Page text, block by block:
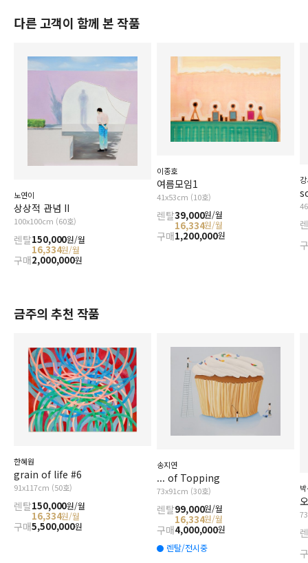
다른 고객이 함께 본 작품
노연이
상상적 관념 II
100x100cm (60호)
렌탈150,000원/월
16,334원/월
구매2,000,000원
이종호
여름모임1
41x53cm (10호)
렌탈39,000원/월
16,334원/월
구매1,200,000원
금주의 추천 작품
한혜원
grain of life #6
91x117cm (50호)
렌탈150,000원/월
16,334원/월
구매5,500,000원
송지연
... of Topping
73x91cm (30호)
렌탈99,000원/월
16,334원/월
구매4,000,000원
렌탈/전시중